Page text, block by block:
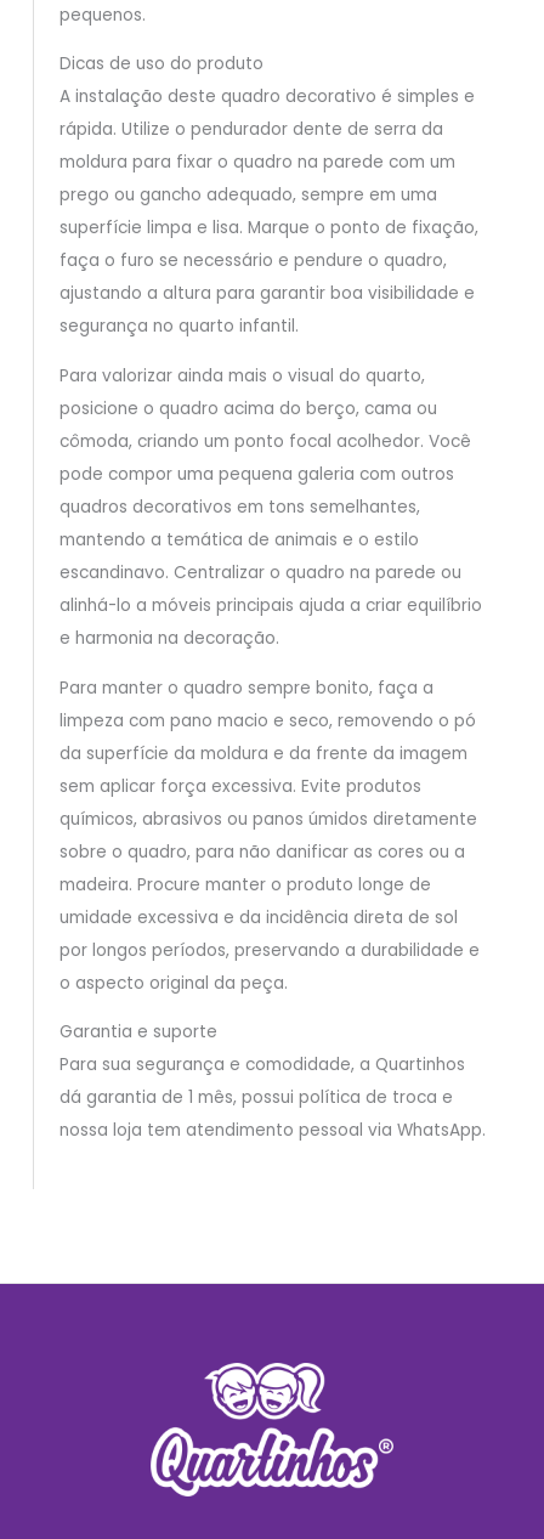
pequenos.
Dicas de uso do produto
A instalação deste quadro decorativo é simples e
rápida. Utilize o pendurador dente de serra da
moldura para fixar o quadro na parede com um
prego ou gancho adequado, sempre em uma
superfície limpa e lisa. Marque o ponto de fixação,
faça o furo se necessário e pendure o quadro,
ajustando a altura para garantir boa visibilidade e
segurança no quarto infantil.
Para valorizar ainda mais o visual do quarto,
posicione o quadro acima do berço, cama ou
cômoda, criando um ponto focal acolhedor. Você
pode compor uma pequena galeria com outros
quadros decorativos em tons semelhantes,
mantendo a temática de animais e o estilo
escandinavo. Centralizar o quadro na parede ou
alinhá-lo a móveis principais ajuda a criar equilíbrio
e harmonia na decoração.
Para manter o quadro sempre bonito, faça a
limpeza com pano macio e seco, removendo o pó
da superfície da moldura e da frente da imagem
sem aplicar força excessiva. Evite produtos
químicos, abrasivos ou panos úmidos diretamente
sobre o quadro, para não danificar as cores ou a
madeira. Procure manter o produto longe de
umidade excessiva e da incidência direta de sol
por longos períodos, preservando a durabilidade e
o aspecto original da peça.
Garantia e suporte
Para sua segurança e comodidade, a Quartinhos
dá garantia de 1 mês, possui política de troca e
nossa loja tem atendimento pessoal via WhatsApp.